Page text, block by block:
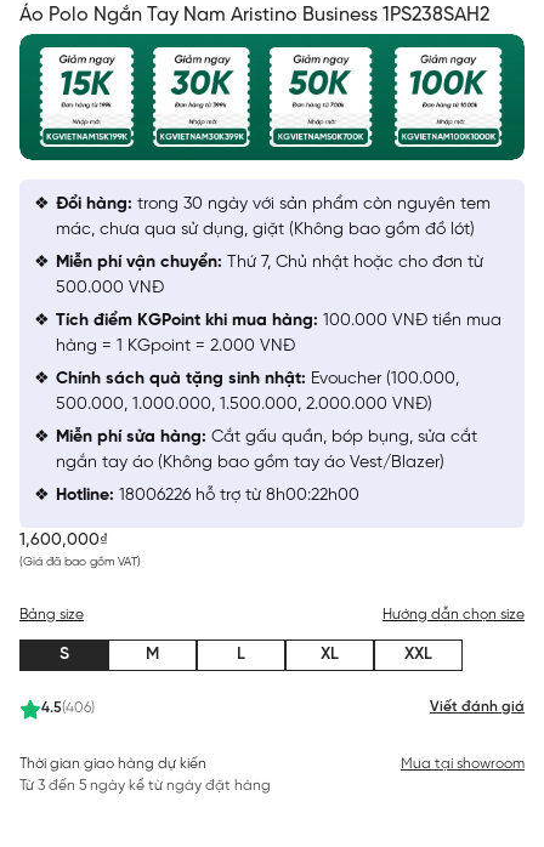
Áo Polo Ngắn Tay Nam Aristino Business 1PS238SAH2
1,600,000₫
(Giá đã bao gồm VAT)
4.5(406) Viết đánh giá
Bảng size Hướng dẫn chọn size
S M L XL XXL
Thời gian giao hàng dự kiến
Từ 3 đến 5 ngày kể từ ngày đặt hàng
Mua tại showroom
Đổi hàng: trong 30 ngày với sản phẩm còn nguyên tem
mác, chưa qua sử dụng, giặt (Không bao gồm đồ lót)
Miễn phí vận chuyển: Thứ 7, Chủ nhật hoặc cho đơn từ
500.000 VNĐ
Tích điểm KGPoint khi mua hàng: 100.000 VNĐ tiền mua
hàng = 1 KGpoint = 2.000 VNĐ
Chính sách quà tặng sinh nhật: Evoucher (100.000,
500.000, 1.000.000, 1.500.000, 2.000.000 VNĐ)
Miễn phí sửa hàng: Cắt gấu quần, bóp bụng, sửa cắt
ngắn tay áo (Không bao gồm tay áo Vest/Blazer)
Hotline: 18006226 hỗ trợ từ 8h00:22h00